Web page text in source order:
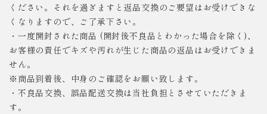
ください。それを過ぎますと返品交換のご要望はお受けできな
くなりますので、ご了承下さい。
・一度開封された商品 (開封後不良品とわかった場合を除く)、
お客様の責任でキズや汚れが生じた商品の返品はお受けできま
せん。
※商品到着後、中身のご確認をお願い致します。
・不良品交換、誤品配送交換は当社負担とさせていただきま
す。